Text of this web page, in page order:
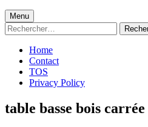
Menu
principal
Menu
Rechercher :
Home
Contact
TOS
Privacy Policy
table basse bois carrée